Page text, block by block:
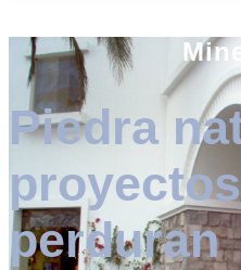
Piedra
perduran